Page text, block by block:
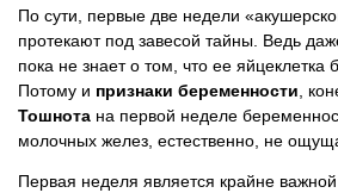
По сути, первые две недели
протекают под завесой тайны. Ведь
пока не знает о том, что ее яйцеклетка
Потому и признаки беременности,
Тошнота на первой неделе
молочных желез, естественно, не
Первая неделя является крайне